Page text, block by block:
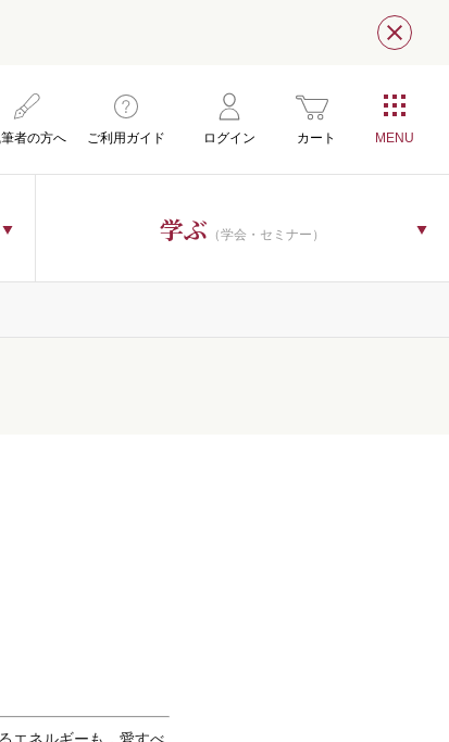
閉じ
者の方へ ご利用ガイド ログイン カート
学ぶ （学会・セミナー）